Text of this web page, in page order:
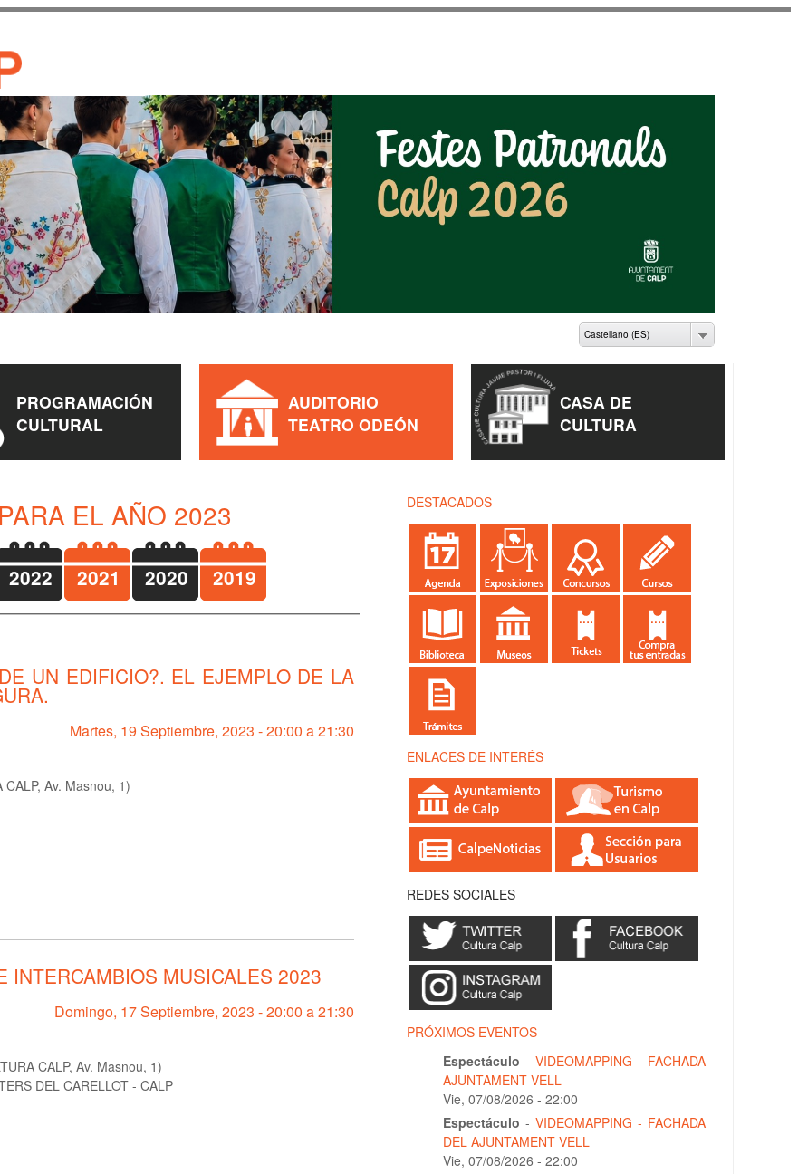
Castellano (ES)
EL AÑO 2023
2022 2021 2020 2019
UN EDIFICIO?. EL EJEMPLO DE LA
Martes, 19 Septiembre, 2023 -20:00 a21:30
CALP, Av. Masnou, 1)
INTERCAMBIOS MUSICALES 2023
Domingo, 17 Septiembre, 2023 -20:00 a21:30
CALP, Av. Masnou, 1)
DEL CARELLOT - CALP
DESTACADOS
ENLACES DE INTERÉS
REDES SOCIALES
PRÓXIMOS EVENTOS
Espectáculo - VIDEOMAPPING - FACHADA
AJUNTAMENT VELL
Vie, 07/08/2026 - 22:00
Espectáculo - VIDEOMAPPING - FACHADA
DEL AJUNTAMENT VELL
Vie, 07/08/2026 - 22:00
PROGRAMACIÓN
CULTURAL
AUDITORIO
TEATRO ODEÓN
CASA DE
CULTURA